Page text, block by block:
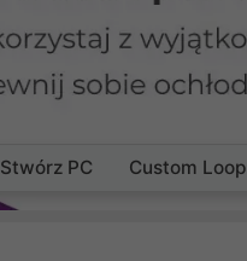
Stwórz PC Custom Loop